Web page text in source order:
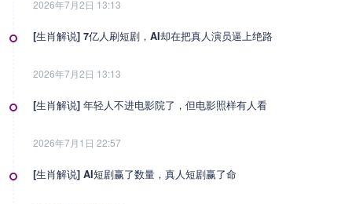
2026年7月2日 13:13
[生肖解说] 7亿人刷短剧，AI却在把真人演员逼上绝路
2026年7月2日 13:13
[生肖解说] 年轻人不进电影院了，但电影照样有人看
2026年7月1日 22:57
[生肖解说] AI短剧赢了数量，真人短剧赢了命